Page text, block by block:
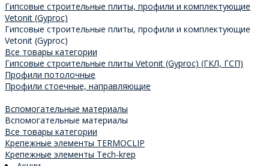
Гипсовые строительные плиты, профили и комплектующие
Vetonit (Gyproc)
Гипсовые строительные плиты, профили и комплектующие
Vetonit (Gyproc)
Все товары категории
Гипсовые строительные плиты Vetonit (Gyproc) (ГКЛ, ГСП)
Профили потолочные
Профили стоечные, направляющие
Вспомогательные материалы
Вспомогательные материалы
Все товары категории
Крепежные элементы TERMOCLIP
Крепежные элементы Tech-krep